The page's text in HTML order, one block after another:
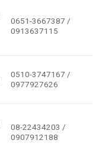
0651-3667387 /
0913637115
0510-3747167 /
0977927626
08-22434203 /
0907912188